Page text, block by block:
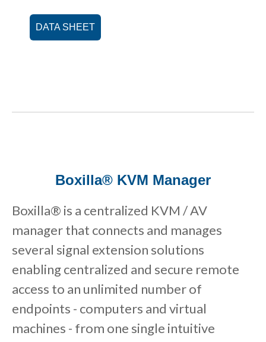
DATA SHEET
Boxilla® KVM Manager
Boxilla® is a centralized KVM / AV
manager that connects and manages
several signal extension solutions
enabling centralized and secure remote
access to an unlimited number of
endpoints - computers and virtual
machines - from one single intuitive